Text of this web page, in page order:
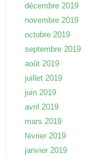
décembre 2019
novembre 2019
octobre 2019
septembre 2019
août 2019
juillet 2019
juin 2019
avril 2019
mars 2019
février 2019
janvier 2019